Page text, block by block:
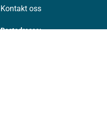
Kontakt oss
Postadresse: